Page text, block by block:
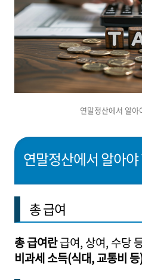
연말정산에서 알아
연말정산에서 알아야
총 급여
총 급여란급여, 상여, 수당
비과세 소득(식대, 교통비